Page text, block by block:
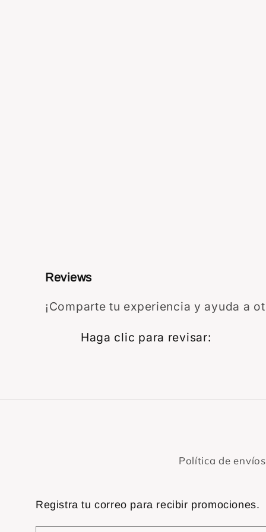
Reviews
¡Comparte tu experiencia y ayuda a
Haga clic para revisar: Star
Política de envíos
Registra tu correo para recibir promociones.